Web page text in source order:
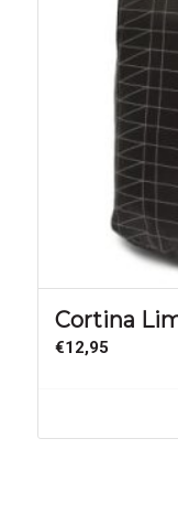
Cortina
€12,95